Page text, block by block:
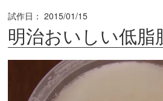
試作日：2015/01/15
明治おいしい低脂